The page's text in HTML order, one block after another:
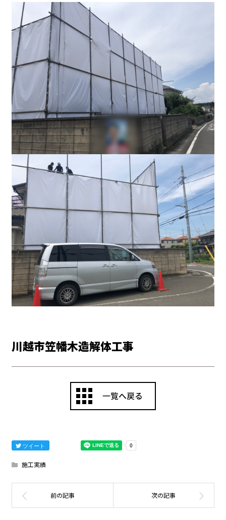
川越市笠幡木造解体工事
ツイート
施工実績